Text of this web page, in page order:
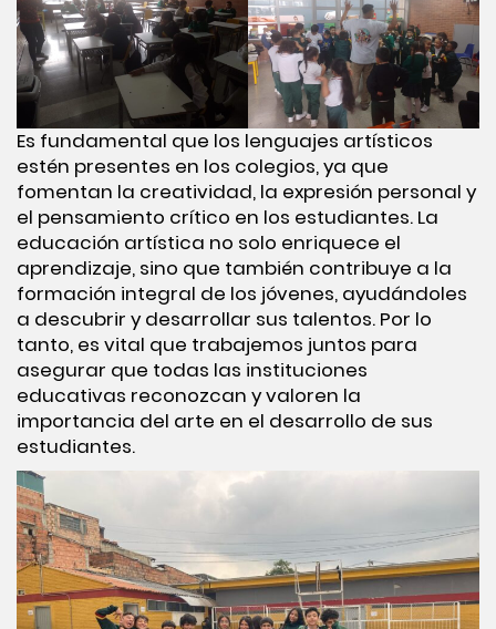
Es fundamental que los lenguajes artísticos
estén presentes en los colegios, ya que
fomentan la creatividad, la expresión personal y
el pensamiento crítico en los estudiantes. La
educación artística no solo enriquece el
aprendizaje, sino que también contribuye a la
formación integral de los jóvenes, ayudándoles
a descubrir y desarrollar sus talentos. Por lo
tanto, es vital que trabajemos juntos para
asegurar que todas las instituciones
educativas reconozcan y valoren la
importancia del arte en el desarrollo de sus
estudiantes.